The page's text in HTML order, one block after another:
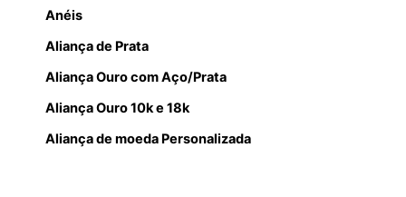
Anéis
Aliança de Prata
Aliança Ouro com Aço/Prata
Aliança Ouro 10k e 18k
Aliança de moeda Personalizada